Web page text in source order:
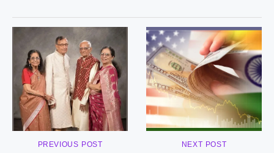
PREVIOUS POST NEXT POST